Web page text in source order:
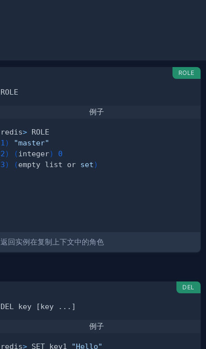
ROLE
例子
redis>
1 )
"master"
2) ( integer)
0
3) (empty list or set)
返回实例在复制上下文中的角色
DEL
例子
redis> SET key1 "Hello"